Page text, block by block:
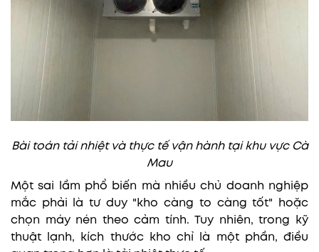
Bài toán tải nhiệt và thực tế vận hành tại khu vực Cà
Mau
Một sai lầm phổ biến mà nhiều chủ doanh nghiệp
mắc phải là tư duy "kho càng to càng tốt" hoặc
chọn máy nén theo cảm tính. Tuy nhiên, trong kỹ
thuật lạnh, kích thước kho chỉ là một phần, điều